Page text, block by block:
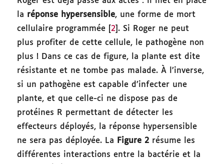
la réponse hypersensible, une forme de mort
cellulaire programmée [ 2 ]. Si Roger ne peut
plus profiter de cette cellule, le pathogène non
plus ! Dans ce cas de figure, la plante est dite
résistante et ne tombe pas malade. À l’inverse,
si un pathogène est capable d’infecter une
plante, et que celle-ci ne dispose pas de
protéines R permettant de détecter les
effecteurs déployés, la réponse hypersensible
ne sera pas déployée. La
Figure 2 résume les
différentes interactions entre la bactérie et la